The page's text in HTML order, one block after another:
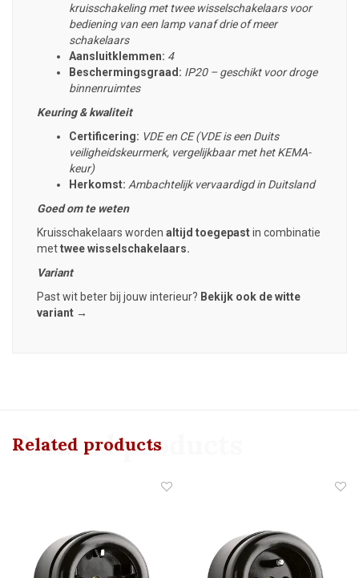
kruisschakeling met twee wisselschakelaars voor
bediening van een lamp vanaf drie of meer
schakelaars
Aansluitklemmen: 4
Beschermingsgraad: IP20 – geschikt voor droge
binnenruimtes
Keuring & kwaliteit
Certificering: VDE en CE (VDE is een Duits
veiligheidskeurmerk, vergelijkbaar met het KEMA-
keur)
Herkomst: Ambachtelijk vervaardigd in Duitsland
Goed om te weten
Kruisschakelaars worden altijd toegepastin combinatie
mettwee wisselschakelaars.
Variant
Past wit beter bij jouw interieur? Bekijk ook de witte
variant →
Related products
Related products